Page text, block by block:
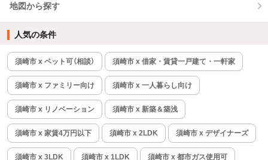
地図から探す
人気の条件
須崎市 x ペット可（相談） 須崎市 x 借家・賃貸一戸建て・一軒家
須崎市 x ファミリー向け 須崎市 x 一人暮らし向け
須崎市 x リノベーション 須崎市 x 新築＆築浅
須崎市 x 家賃4万円以下 須崎市 x 2LDK 須崎市 x デザイナーズ
須崎市 x 3LDK 須崎市 x 1LDK 須崎市 x 都市ガス使用可